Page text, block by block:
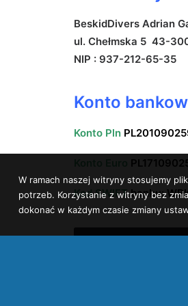
BeskidDivers Adrian
ul. Chełmska 5 43-
NIP : 937-212-65-35
Konto
Konto Pln
Kod SWIFT banku:
W ramach naszej witryny stosujemy
potrzeb. Korzystanie z witryny bez
dokonać w każdym czasie zmiany